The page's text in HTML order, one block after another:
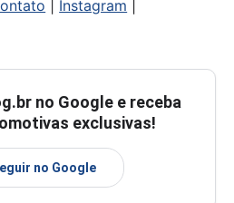
Instagram
no Google e receba
exclusivas!
no Google